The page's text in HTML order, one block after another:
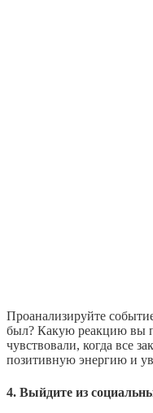
Проанализируйте
был? Какую реакцию вы
чувствовали, когда все
позитивную энергию и
4. Выйдите из